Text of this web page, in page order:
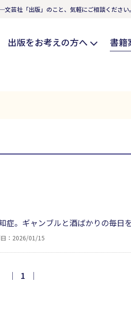
芸社「出版」のこと、気軽にご相談ください。
出版をお考えの方へ 書籍
症。ギャンブルと酒ばかりの毎日
いに入院。妻は変わっていくそ
症状が進み妻のことが認識できな
：2026/01/15
｜ 1 ｜